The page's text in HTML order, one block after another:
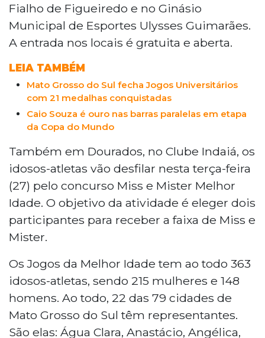
Fialho de Figueiredo e no Ginásio
Municipal de Esportes Ulysses Guimarães.
A entrada nos locais é gratuita e aberta.
LEIA TAMBÉM
Mato Grosso do Sul fecha Jogos Universitários
com 21 medalhas conquistadas
Caio Souza é ouro nas barras paralelas em etapa
da Copa do Mundo
Também em Dourados, no Clube Indaiá, os
idosos-atletas vão desfilar nesta terça-feira
(27) pelo concurso Miss e Mister Melhor
Idade. O objetivo da atividade é eleger dois
participantes para receber a faixa de Miss e
Mister.
Os Jogos da Melhor Idade tem ao todo 363
idosos-atletas, sendo 215 mulheres e 148
homens. Ao todo, 22 das 79 cidades de
Mato Grosso do Sul têm representantes.
São elas: Água Clara, Anastácio, Angélica,